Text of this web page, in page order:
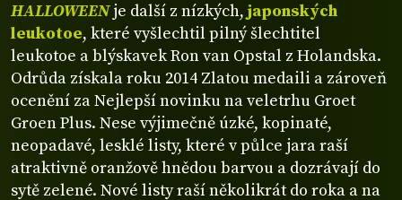
HALLOWEENje další z nízkých, japonských
leukotoe, které vyšlechtil pilný šlechtitel
leukotoe a blýskavek Ron van Opstal z Holandska.
Odrůda získala roku 2014 Zlatou medaili a zároveň
ocenění za Nejlepší novinku na veletrhu Groet
Groen Plus. Nese výjimečně úzké, kopinaté,
neopadavé, lesklé listy, které v půlce jara raší
atraktivně oranžově hnědou barvou a dozrávají do
sytě zelené. Nové listy raší několikrát do roka a na